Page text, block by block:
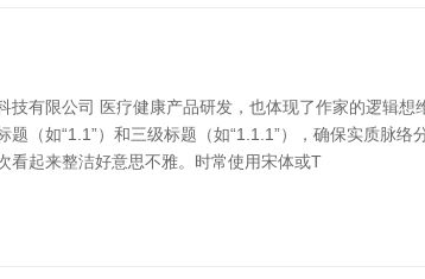
有限公司 医疗健康产品研发，也体现了作家的逻辑
（如“1.1”）和三级标题（如“1.1.1”），确保实质脉
看起来整洁好意思不雅。时常使用宋体或T